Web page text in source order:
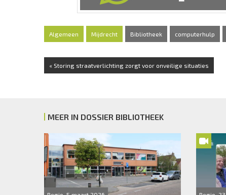
Algemeen Mijdrecht Bibliotheek computerhulp
« Storing straatverlichting zorgt voor onveilige situaties
MEER IN DOSSIER BIBLIOTHEEK